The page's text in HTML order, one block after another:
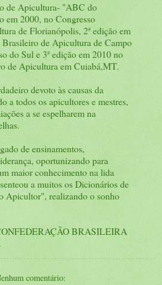
de Apicultura- "ABC do
em 2000, no Congresso
de Florianópolis, 2ª edição em
de Apicultura de Campo
do Sul e 3ª edição em 2010 no
de Apicultura em Cuiabá,MT.
devoto às causas da
a todos os apicultores e mestres,
a se espelharem na
de ensinamentos,
oportunizando para
maior conhecimento na lida
a muitos os Dicionários de
Apicultor", realizando o sonho
BRASILEIRA
comentário: